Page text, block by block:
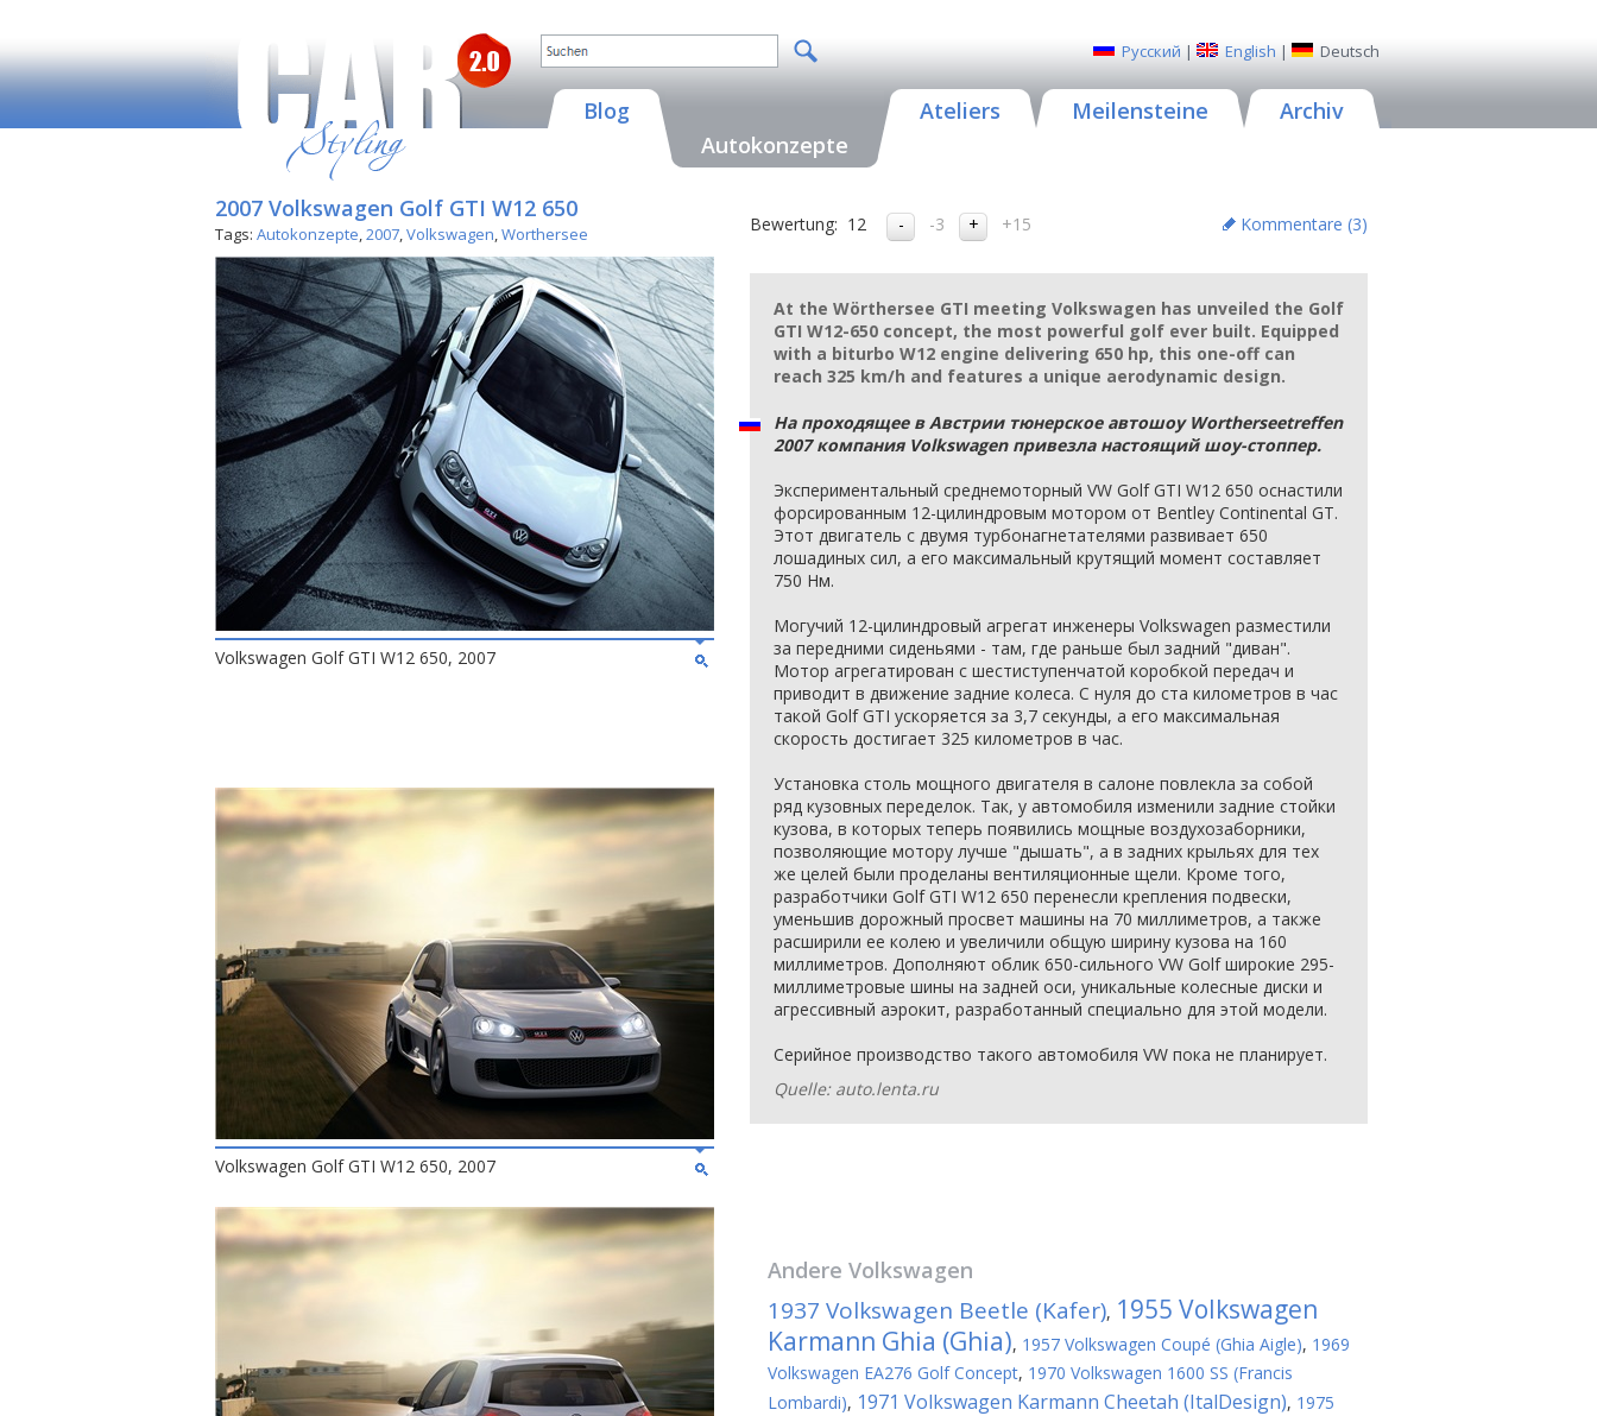
Русский | English | Deutsch
Blog
Autokonzepte
Ateliers Meilensteine Archiv
2007 Volkswagen Golf GTI W12 650
Tags: Autokonzepte,2007,Volkswagen,Worthersee
Volkswagen Golf GTI W12 650, 2007
Volkswagen Golf GTI W12 650, 2007
Bewertung: 12 -3 +15 Kommentare (3)
At the Wörthersee GTI meeting Volkswagen has unveiled the Golf
GTI W12-650 concept, the most powerful golf ever built. Equipped
with a biturbo W12 engine delivering 650 hp, this one-off can
reach 325 km/h and features a unique aerodynamic design.
На проходящее в Австрии тюнерское автошоу Wortherseetreffen
2007 компания Volkswagen привезла настоящий шоу-стоппер.
Экспериментальный среднемоторный VW Golf GTI W12 650 оснастили
форсированным 12-цилиндровым мотором от Bentley Continental GT.
Этот двигатель с двумя турбонагнетателями развивает 650
лошадиных сил, а его максимальный крутящий момент составляет
750 Нм.
Могучий 12-цилиндровый агрегат инженеры Volkswagen разместили
за передними сиденьями - там, где раньше был задний "диван".
Мотор агрегатирован с шестиступенчатой коробкой передач и
приводит в движение задние колеса. С нуля до ста километров в час
такой Golf GTI ускоряется за 3,7 секунды, а его максимальная
скорость достигает 325 километров в час.
Установка столь мощного двигателя в салоне повлекла за собой
ряд кузовных переделок. Так, у автомобиля изменили задние стойки
кузова, в которых теперь появились мощные воздухозаборники,
позволяющие мотору лучше "дышать", а в задних крыльях для тех
же целей были проделаны вентиляционные щели. Кроме того,
разработчики Golf GTI W12 650 перенесли крепления подвески,
уменьшив дорожный просвет машины на 70 миллиметров, а также
расширили ее колею и увеличили общую ширину кузова на 160
миллиметров. Дополняют облик 650-сильного VW Golf широкие 295-
миллиметровые шины на задней оси, уникальные колесные диски и
агрессивный аэрокит, разработанный специально для этой модели.
Серийное производство такого автомобиля VW пока не планирует.
Quelle: auto.lenta.ru
Andere Volkswagen
1937 Volkswagen Beetle (Kafer), 1955 Volkswagen
Karmann Ghia (Ghia), 1957 Volkswagen Coupé (Ghia Aigle), 1969
Volkswagen EA276 Golf Concept, 1970 Volkswagen 1600 SS (Francis
Lombardi), 1971 Volkswagen Karmann Cheetah (ItalDesign), 1975